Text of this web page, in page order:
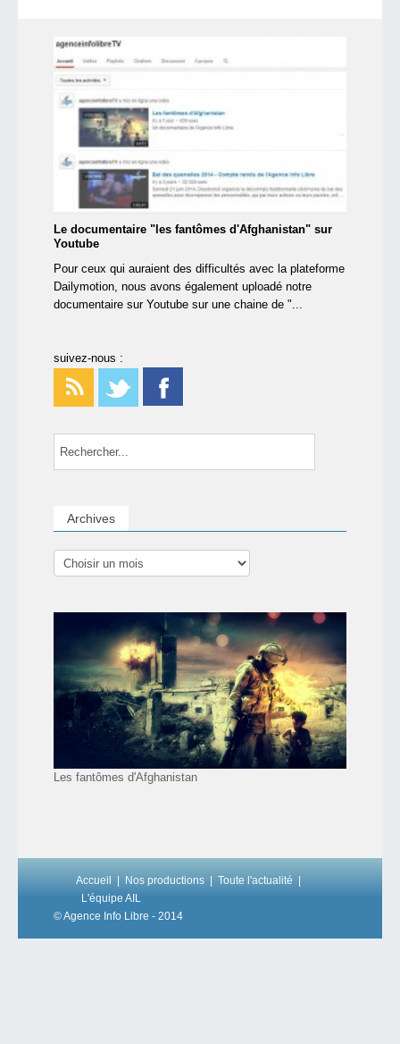
Le documentaire "les fantômes d'Afghanistan" sur
Youtube
Pour ceux qui auraient des difficultés avec la plateforme
Dailymotion, nous avons également uploadé notre
documentaire sur Youtube sur une chaine de "...
suivez-nous :
Archives
Les fantômes d'Afghanistan
Accueil Nos productions
Toute l'actualité
L'équipe AIL
© Agence Info Libre - 2014